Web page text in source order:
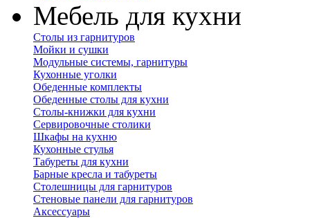
Мебель для кухни
Столы из гарнитуров
Мойки и сушки
Модульные системы, гарнитуры
Кухонные уголки
Обеденные комплекты
Обеденные столы для кухни
Столы-книжки для кухни
Сервировочные столики
Шкафы на кухню
Кухонные стулья
Табуреты для кухни
Барные кресла и табуреты
Столешницы для гарнитуров
Стеновые панели для гарнитуров
Аксессуары